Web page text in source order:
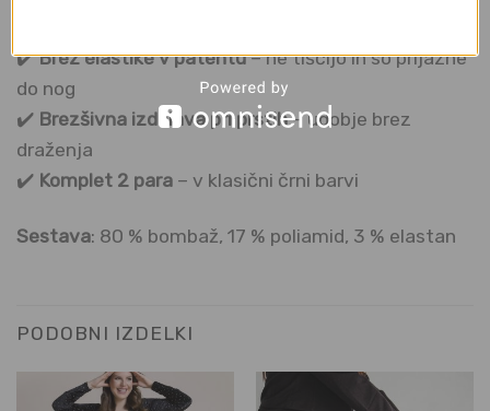
✔️Brez elastike v patentu– ne tiščijo in so prijazne
do nog
✔️ Brezšivna izdelava pri prstih– udobje brez
draženja
✔️ Komplet 2 para – v klasični črni barvi
Sestava: 80 % bombaž, 17 % poliamid, 3 % elastan
PODOBNI IZDELKI